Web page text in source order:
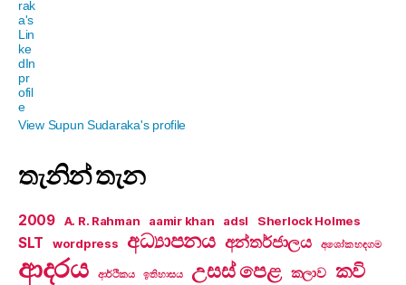
View Supun Sudaraka's profile
තැනින් තැන
2009 A. R. Rahman aamir khan adsl Sherlock Holmes
SLT wordpress අධ්‍යාපනය අන්තර්ජාලය අශෝක හඳගම
ආදරය ආර්ථිකය ඉතිහාසය උසස් පෙළ කලාව කවි